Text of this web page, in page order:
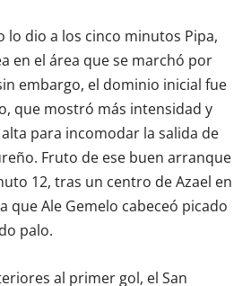
lo dio a los cinco minutos Pipa,
en el área que se marchó por
embargo, el dominio inicial fue
que mostró más intensidad y
para incomodar la salida de
Fruto de ese buen arranque
12, tras un centro de Azael en
que Ale Gemelo cabeceó picado
palo.
al primer gol, el San